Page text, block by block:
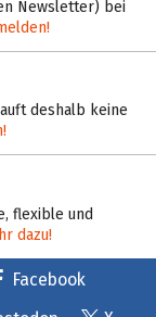
Newsletter) bei
deshalb keine
flexible und
dazu!
Facebook